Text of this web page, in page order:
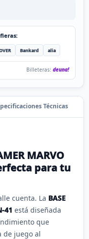
Bankard alia
Billeteras: deuna!
Técnicas
MARVO
para tu
cuenta. La BASE
41 está diseñada
que
de juego al